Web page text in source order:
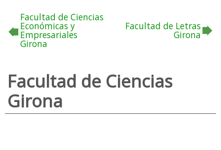
Facultad de Ciencias
Económicas y
Empresariales
Girona
Facultad de Letras
Girona
Facultad de Ciencias
Girona